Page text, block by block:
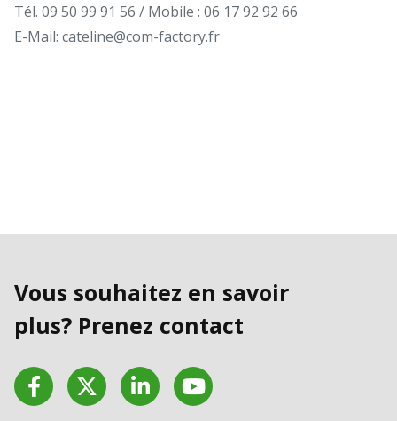
Tél. 09 50 99 91 56 / Mobile : 06 17 92 92 66
E-Mail: cateline@com-factory.fr
Vous souhaitez en savoir
plus? Prenez contact
FacebookTwitter LinkedInYouTube